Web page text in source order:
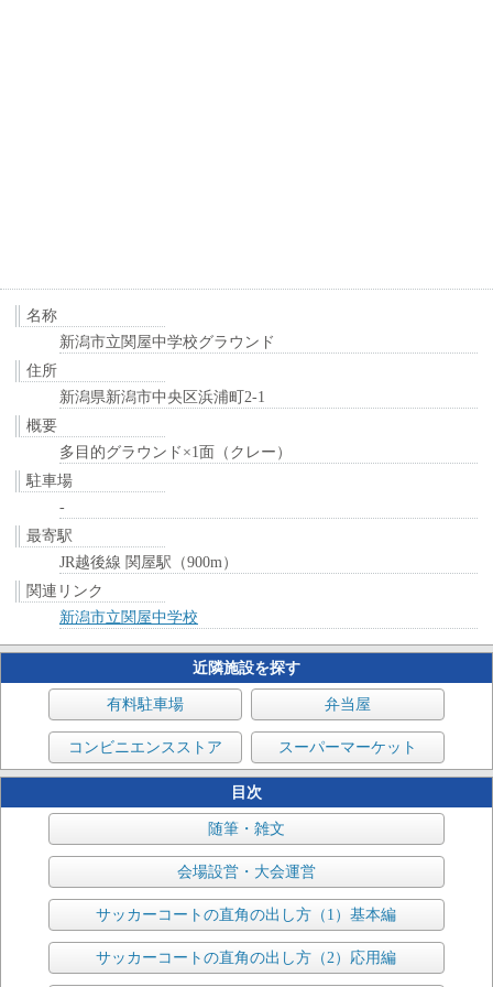
名称
新潟市立関屋中学校グラウンド
住所
新潟県新潟市中央区浜浦町2-1
概要
多目的グラウンド×1面（クレー）
駐車場
-
最寄駅
JR越後線 関屋駅（900m）
関連リンク
新潟市立関屋中学校
近隣施設を探す
有料駐車場 弁当屋
コンビニエンスストア スーパーマーケット
目次
随筆・雑文
会場設営・大会運営
サッカーコートの直角の出し方（1）基本編
サッカーコートの直角の出し方（2）応用編